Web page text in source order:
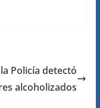
Policía detectó
alcoholizados